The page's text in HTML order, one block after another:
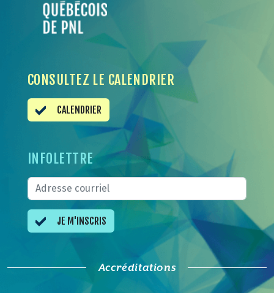
CONSULTEZ LE CALENDRIER
CALENDRIER
INFOLETTRE
JE M'INSCRIS
Accréditations